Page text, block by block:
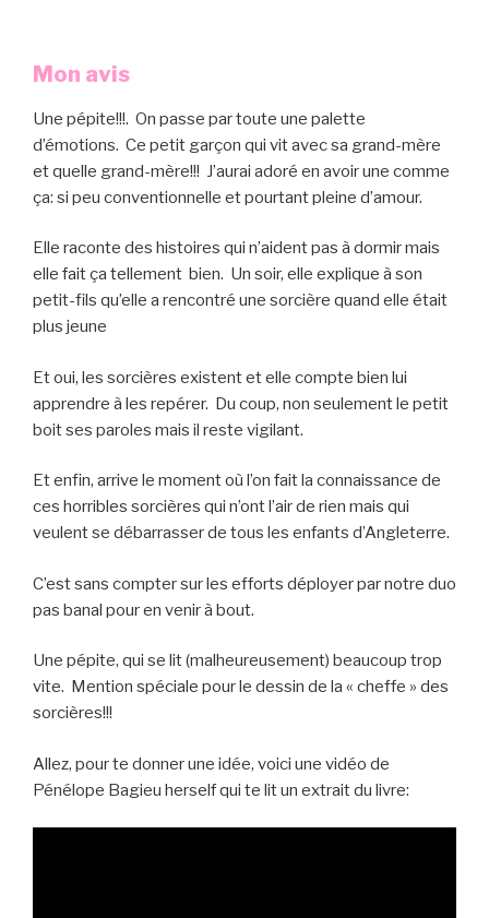
Mon avis
Une pépite!!!. On passe par toute une palette
d’émotions. Ce petit garçon qui vit avec sa grand-mère
et quelle grand-mère!!! J’aurai adoré en avoir une comme
ça: si peu conventionnelle et pourtant pleine d’amour.
Elle raconte des histoires qui n’aident pas à dormir mais
elle fait ça tellement bien. Un soir, elle explique à son
petit-fils qu’elle a rencontré une sorcière quand elle était
plus jeune
Et oui, les sorcières existent et elle compte bien lui
apprendre à les repérer. Du coup, non seulement le petit
boit ses paroles mais il reste vigilant.
Et enfin, arrive le moment où l’on fait la connaissance de
ces horribles sorcières qui n’ont l’air de rien mais qui
veulent se débarrasser de tous les enfants d’Angleterre.
C’est sans compter sur les efforts déployer par notre duo
pas banal pour en venir à bout.
Une pépite, qui se lit (malheureusement) beaucoup trop
vite. Mention spéciale pour le dessin de la « cheffe » des
sorcières!!!
Allez, pour te donner une idée, voici une vidéo de
Pénélope Bagieu herself qui te lit un extrait du livre: